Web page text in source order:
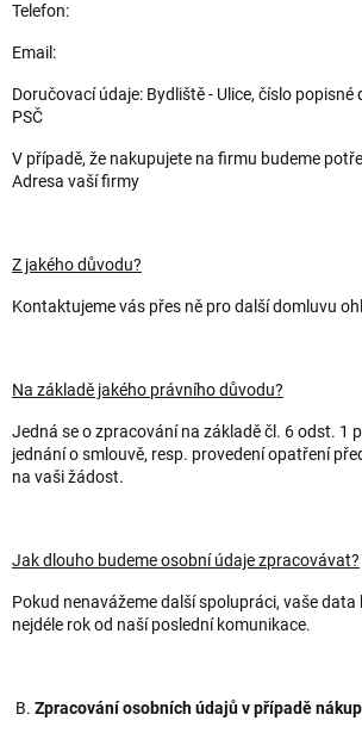
Telefon:
Email:
Doručovací údaje: Bydliště - Ulice, číslo
PSČ
V případě, že nakupujete na firmu budeme
Adresa vaší firmy
Z jakého důvodu?
Kontaktujeme vás přes ně pro další domluvu
Na základě jakého právního důvodu?
Jedná se o zpracování na základě čl. 6 odst. 1
jednání o smlouvě, resp. provedení opatření
na vaši žádost.
Jak dlouho budeme osobní údaje zpracovávat?
Pokud nenavážeme další spolupráci, vaše
nejdéle rok od naší poslední komunikace.
B. Zpracování osobních údajů v případě